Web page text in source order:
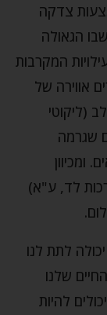
צדקה
הגאולה
המקרבות
אווירה של
(ליקוטי
שגרמה
ומכיוון
לד, ע"א)
לתת לנו
שלנו
להיות